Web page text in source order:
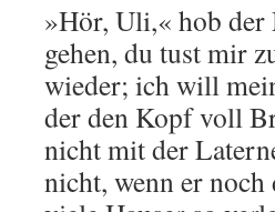
»Hör, Uli,« hob der
gehen, du tust mir
wieder; ich will
der den Kopf voll
nicht mit der
nicht, wenn er